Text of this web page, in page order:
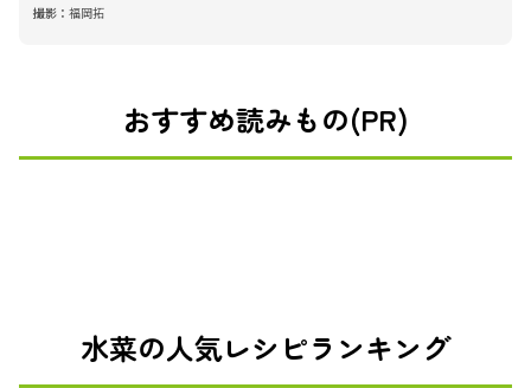
撮影： 福岡拓
おすすめ読みもの(PR)
水菜の人気レシピランキング